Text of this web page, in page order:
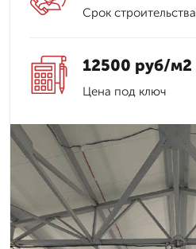
Срок строительства
12500 руб/м2
Цена под ключ